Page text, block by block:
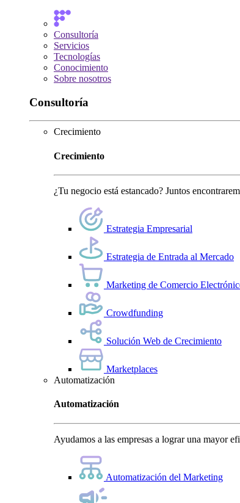
Consultoría
Servicios
Tecnologías
Conocimiento
Sobre nosotros
Consultoría
Crecimiento
Crecimiento
¿Tu negocio está estancado? Juntos
Estrategia Empresarial
Estrategia de Entrada al Mercado
Marketing de Comercio
Crowdfunding
Solución Web de Crecimiento
Marketplaces
Automatización
Automatización
Ayudamos a las empresas a lograr una mayor
Automatización del Marketing